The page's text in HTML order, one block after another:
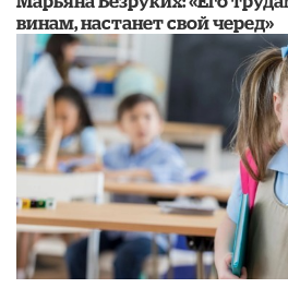
винам, настанет свой черед»